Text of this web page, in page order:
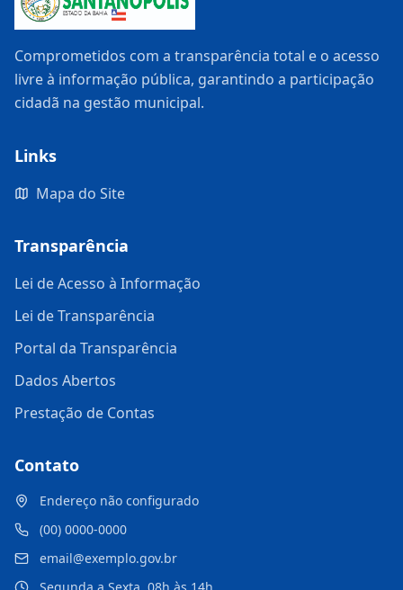
Comprometidos com a transparência total e o acesso
livre à informação pública, garantindo a participação
cidadã na gestão municipal.
Links
Mapa do Site
Transparência
Lei de Acesso à Informação
Lei de Transparência
Portal da Transparência
Dados Abertos
Prestação de Contas
Contato
Endereço não configurado
(00) 0000-0000
email@exemplo.gov.br